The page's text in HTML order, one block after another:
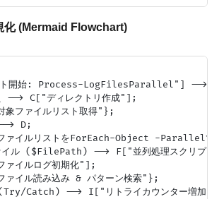
化 (Mermaid Flowchart)
開始: Process-LogFilesParallel"] -->
--> C["ディレクトリ作成"];
ファイルリスト取得"};
> D;
イルリストをForEach-Object -Parallelで
ル ($FilePath) --> F["並列処理スクリプト
イルログ初期化"];
イル読み込み & パターン検索"};
Catch) --> I["リトライカウンター増加